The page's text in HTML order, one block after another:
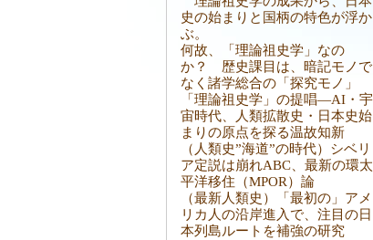
史の始まりと国柄の特色が浮か
ぶ。
何故、「理論祖史学」なの
か？ 歴史課目は、暗記モノで
なく諸学総合の「探究モノ」
「理論祖史学」の提唱―AI・宇
宙時代、人類拡散史・日本史始
まりの原点を探る温故知新
（人類史”海道”の時代）シベリ
ア定説は崩れABC、最新の環太
平洋移住（MPOR）論
（最新人類史）「最初の」アメ
リカ人の沿岸進入で、注目の日
本列島ルートを補強の研究